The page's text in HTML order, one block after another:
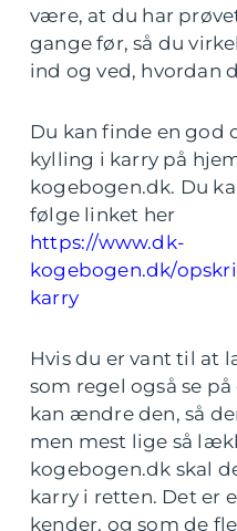
være, at du har
gange før, så du
ind og ved, hvordan
Du kan finde en god
kylling i karry på
kogebogen.dk. Du
følge linket her
https://www.dk-
kogebogen.dk/
karry
Hvis du er vant til at
som regel også se
kan ændre den, så
men mest lige så
kogebogen.dk skal
karry i retten. Det er
kender, og som de